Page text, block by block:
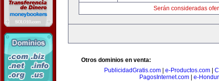
Serán consideradas
Otros dominios en venta:
PublicidadGratis.com
e-Productos.com
PagosInternet.com
e-